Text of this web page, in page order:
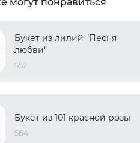
Букет из лилий "Песня
любви"
552
Букет из 101 красной розы
564